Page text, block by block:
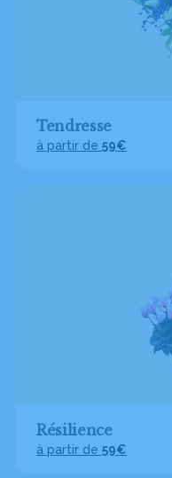
Tendresse
à partir de 59€
Résilience
à partir de 59€